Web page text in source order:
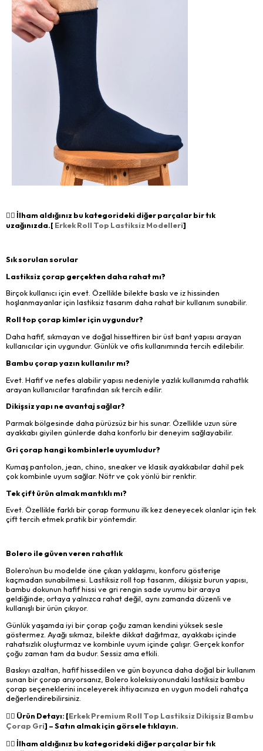
👉🏻 İlham aldığınız bu kategorideki diğer parçalar bir tık
uzağınızda.[ Erkek Roll Top Lastiksiz Modelleri]
Sık sorulan sorular
Lastiksiz çorap gerçekten daha rahat mı?
Birçok kullanıcı için evet. Özellikle bilekte baskı ve iz hissinden
hoşlanmayanlar için lastiksiz tasarım daha rahat bir kullanım sunabilir.
Roll top çorap kimler için uygundur?
Daha hafif, sıkmayan ve doğal hissettiren bir üst bant yapısı arayan
kullanıcılar için uygundur. Günlük ve ofis kullanımında tercih edilebilir.
Bambu çorap yazın kullanılır mı?
Evet. Hafif ve nefes alabilir yapısı nedeniyle yazlık kullanımda rahatlık
arayan kullanıcılar tarafından sık tercih edilir.
Dikişsiz yapı ne avantaj sağlar?
Parmak bölgesinde daha pürüzsüz bir his sunar. Özellikle uzun süre
ayakkabı giyilen günlerde daha konforlu bir deneyim sağlayabilir.
Gri çorap hangi kombinlerle uyumludur?
Kumaş pantolon, jean, chino, sneaker ve klasik ayakkabılar dahil pek
çok kombinle uyum sağlar. Nötr ve çok yönlü bir renktir.
Tek çift ürün almak mantıklı mı?
Evet. Özellikle farklı bir çorap formunu ilk kez deneyecek olanlar için tek
çift tercih etmek pratik bir yöntemdir.
Bolero ile güven veren rahatlık
Bolero’nun bu modelde öne çıkan yaklaşımı, konforu gösterişe
kaçmadan sunabilmesi. Lastiksiz roll top tasarım, dikişsiz burun yapısı,
bambu dokunun hafif hissi ve gri rengin sade uyumu bir araya
geldiğinde; ortaya yalnızca rahat değil, aynı zamanda düzenli ve
kullanışlı bir ürün çıkıyor.
Günlük yaşamda iyi bir çorap çoğu zaman kendini yüksek sesle
göstermez. Ayağı sıkmaz, bilekte dikkat dağıtmaz, ayakkabı içinde
rahatsızlık oluşturmaz ve kombinle uyum içinde çalışır. Gerçek konfor
çoğu zaman tam da budur. Sessiz ama etkili.
Baskıyı azaltan, hafif hissedilen ve gün boyunca daha doğal bir kullanım
sunan bir çorap arıyorsanız, Bolero koleksiyonundaki lastiksiz bambu
çorap seçeneklerini inceleyerek ihtiyacınıza en uygun modeli rahatça
değerlendirebilirsiniz.
👉🏻 Ürün Detayı: [Erkek Premium Roll Top Lastiksiz Dikişsiz Bambu
Çorap Gri] – Satın almak için görsele tıklayın.
👉🏻 İlham aldığınız bu kategorideki diğer parçalar bir tık